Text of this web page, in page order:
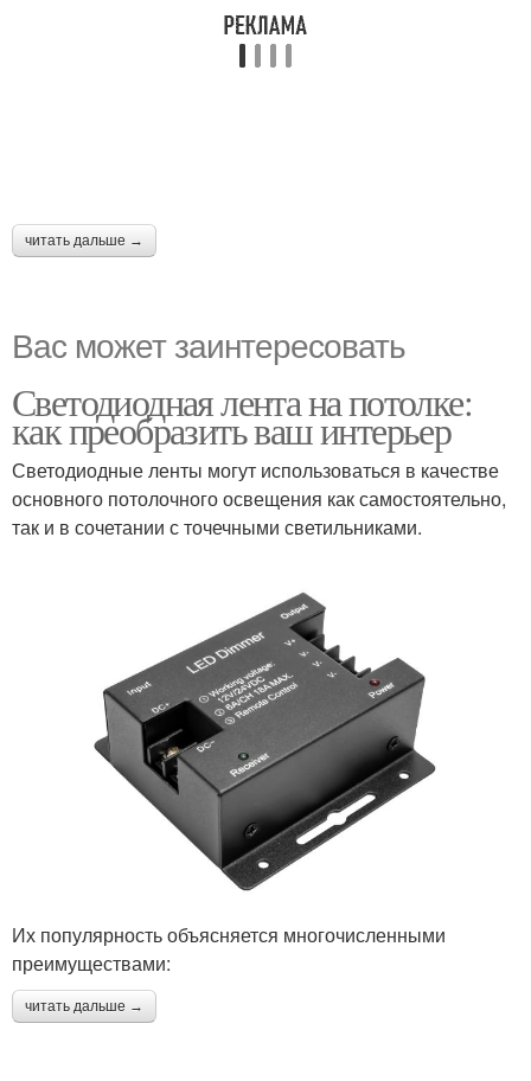
читать дальше →
Вас может заинтересовать
Светодиодная лента на потолке:
как преобразить ваш интерьер
Светодиодные ленты могут использоваться в качестве
основного потолочного освещения как самостоятельно,
так и в сочетании с точечными светильниками.
Их популярность объясняется многочисленными
преимуществами:
читать дальше →